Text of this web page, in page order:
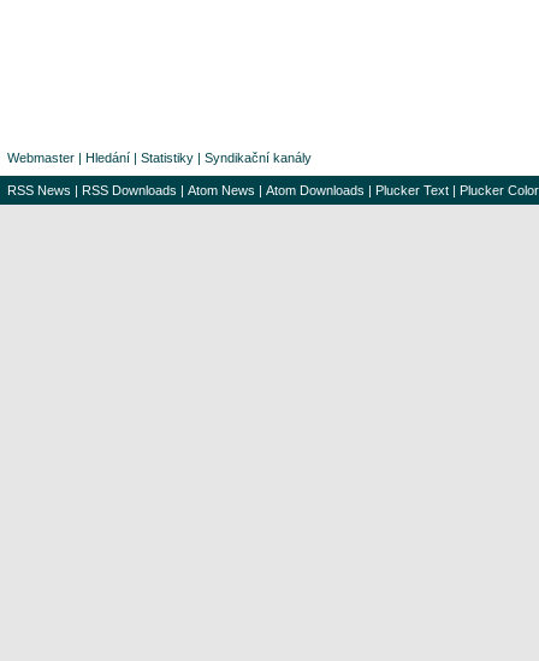
Webmaster | Hledání | Statistiky | Syndikační kanály
RSS News | RSS Downloads | Atom News | Atom Downloads | Plucker Text | Plucker Color